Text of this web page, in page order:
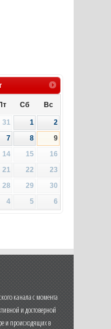
Сб Вс
31 1
2
7 8
9
14 15
16
21 22
23
28 29
30
4 5 6
канала с момента
и достоверной
и происходящих в